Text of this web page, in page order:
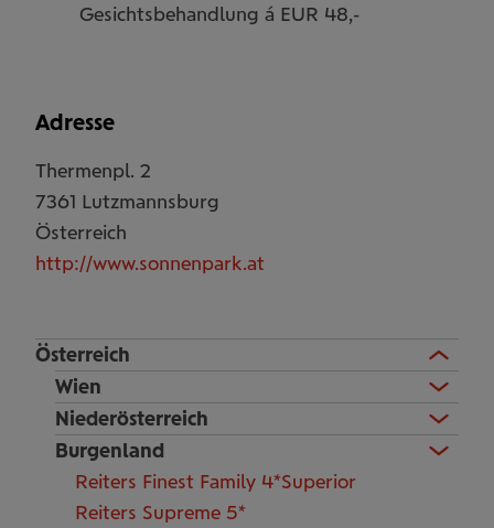
Österreich
Wien
Niederösterreich
Burgenland
Reiters Finest Family 4*Superior
Reiters Supreme 5*
Gesichtsbehandlung á EUR 48,-
Adresse
Thermenpl. 2
7361 Lutzmannsburg
Österreich
http://www.sonnenpark.at